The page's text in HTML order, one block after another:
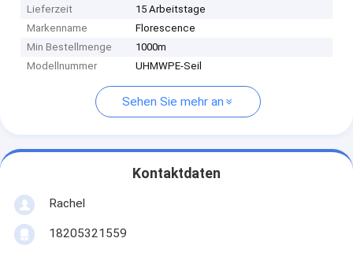
Lieferzeit
15 Arbeitstage
Markenname
Florescence
Min Bestellmenge
1000m
Modellnummer
UHMWPE-Seil
Sehen Sie mehr an
Kontaktdaten
Rachel
18205321559